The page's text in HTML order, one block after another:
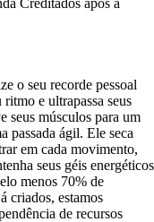
Creditados apos a
o seu recorde pessoal
e ultrapassa seus
seus músculos para um
passada ágil. Ele seca
em cada movimento,
seus géis energéticos
menos 70% de
criados, estamos
de recursos